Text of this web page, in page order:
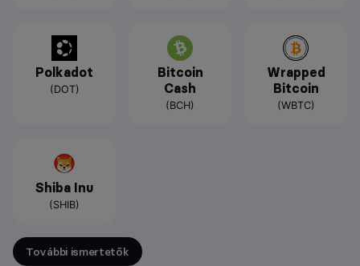
Polkadot
(DOT)
Bitcoin
Cash
(BCH)
Wrapped
Bitcoin
(WBTC)
Shiba Inu
(SHIB)
További ismertetők